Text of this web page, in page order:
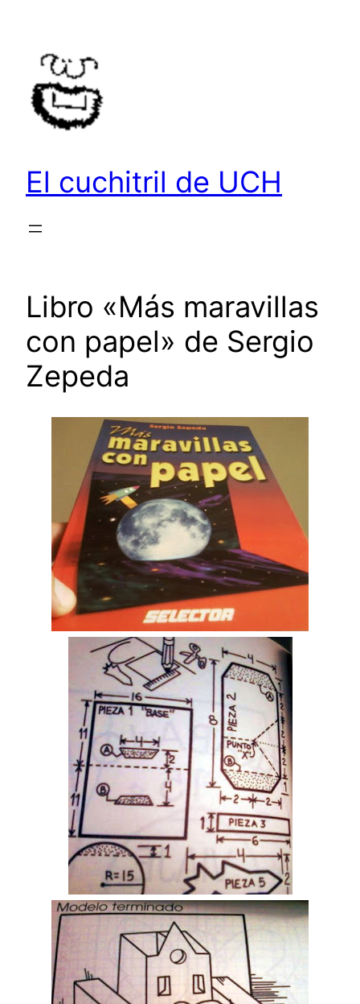
contenido
El cuchitril de UCH
Libro «Más maravillas
con papel» de Sergio
Zepeda